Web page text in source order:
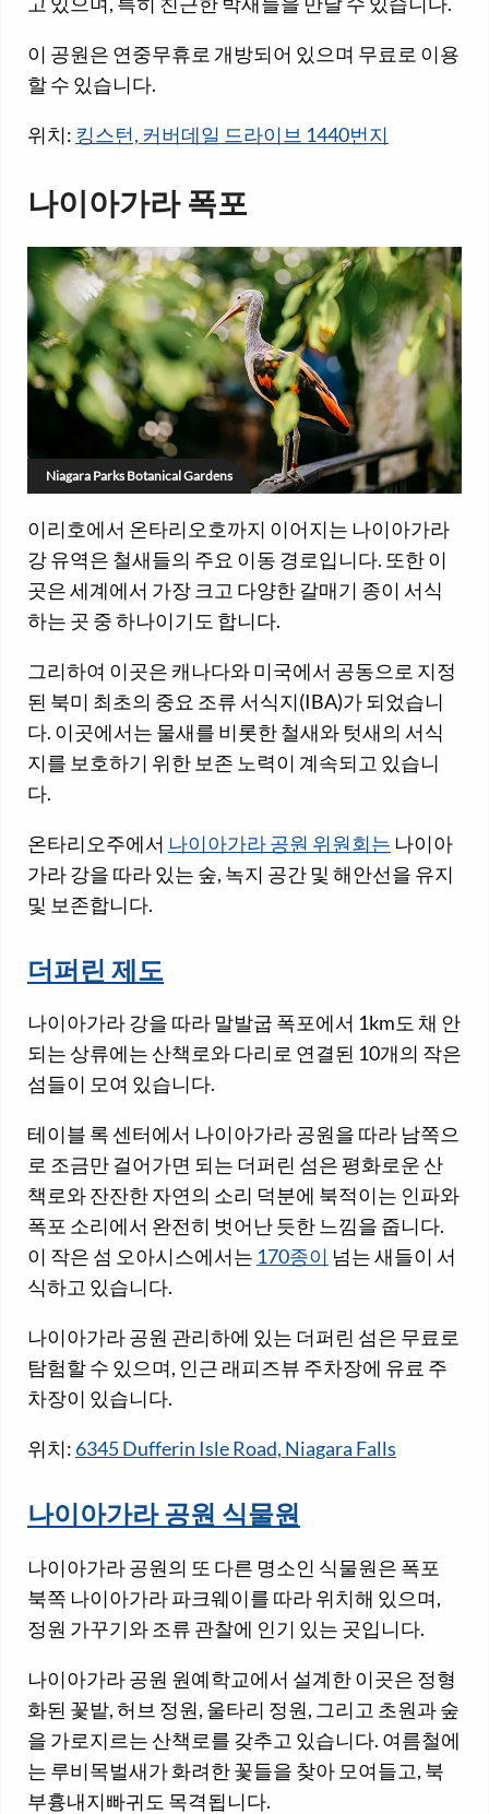
이 공원은 연중무휴로 개방되어 있으며 무료로 이용
할 수 있습니다.
위치: 킹스턴, 커버데일 드라이브 1440번지
나이아가라 폭포
Niagara Parks Botanical Gardens
이리호에서 온타리오호까지 이어지는 나이아가라
강 유역은 철새들의 주요 이동 경로입니다. 또한 이
곳은 세계에서 가장 크고 다양한 갈매기 종이 서식
하는 곳 중 하나이기도 합니다.
그리하여 이곳은 캐나다와 미국에서 공동으로 지정
된 북미 최초의 중요 조류 서식지(IBA)가 되었습니
다. 이곳에서는 물새를 비롯한 철새와 텃새의 서식
지를 보호하기 위한 보존 노력이 계속되고 있습니
다.
온타리오주에서 나이아가라 공원 위원회는 나이아
가라 강을 따라 있는 숲, 녹지 공간 및 해안선을 유지
및 보존합니다.
더퍼린 제도
나이아가라 강을 따라 말발굽 폭포에서 1km도 채 안
되는 상류에는 산책로와 다리로 연결된 10개의 작은
섬들이 모여 있습니다.
테이블 록 센터에서 나이아가라 공원을 따라 남쪽으
로 조금만 걸어가면 되는 더퍼린 섬은 평화로운 산
책로와 잔잔한 자연의 소리 덕분에 북적이는 인파와
폭포 소리에서 완전히 벗어난 듯한 느낌을 줍니다.
이 작은 섬 오아시스에서는 170종이 넘는 새들이 서
식하고 있습니다.
나이아가라 공원 관리하에 있는 더퍼린 섬은 무료로
탐험할 수 있으며, 인근 래피즈뷰 주차장에 유료 주
차장이 있습니다.
위치: 6345 Dufferin Isle Road, Niagara Falls
나이아가라 공원 식물원
나이아가라 공원의 또 다른 명소인 식물원은 폭포
북쪽 나이아가라 파크웨이를 따라 위치해 있으며,
정원 가꾸기와 조류 관찰에 인기 있는 곳입니다.
나이아가라 공원 원예학교에서 설계한 이곳은 정형
화된 꽃밭, 허브 정원, 울타리 정원, 그리고 초원과 숲
을 가로지르는 산책로를 갖추고 있습니다. 여름철에
는 루비목벌새가 화려한 꽃들을 찾아 모여들고, 북
부흉내지빠귀도 목격됩니다.